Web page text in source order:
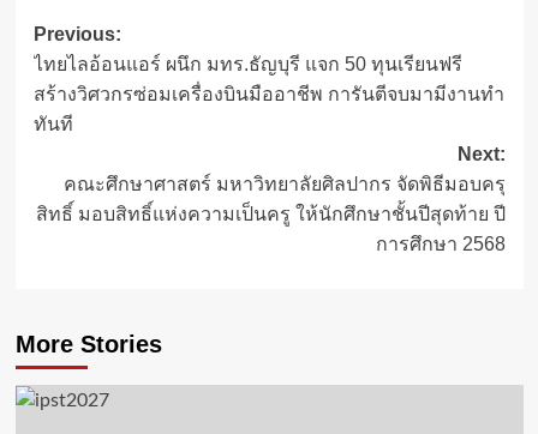
Post
navigation
Previous:
ไทยไลอ้อนแอร์ ผนึก มทร.ธัญบุรี แจก 50 ทุนเรียนฟรี
สร้างวิศวกรซ่อมเครื่องบินมืออาชีพ การันตีจบมามีงานทำ
ทันที
Next:
คณะศึกษาศาสตร์ มหาวิทยาลัยศิลปากร จัดพิธีมอบครุ
สิทธิ์ มอบสิทธิ์แห่งความเป็นครู ให้นักศึกษาชั้นปีสุดท้าย ปี
การศึกษา 2568
More Stories